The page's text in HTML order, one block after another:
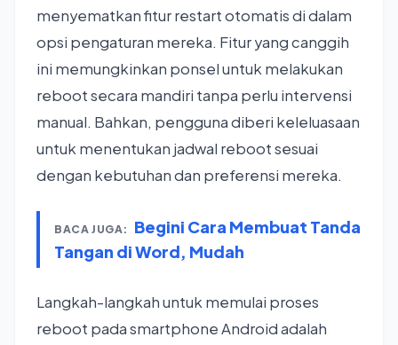
menyematkan fitur restart otomatis di dalam
opsi pengaturan mereka. Fitur yang canggih
ini memungkinkan ponsel untuk melakukan
reboot secara mandiri tanpa perlu intervensi
manual. Bahkan, pengguna diberi keleluasaan
untuk menentukan jadwal reboot sesuai
dengan kebutuhan dan preferensi mereka.
BACA JUGA:
Begini Cara Membuat Tanda
Tangan di Word, Mudah
Langkah-langkah untuk memulai proses
reboot pada smartphone Android adalah